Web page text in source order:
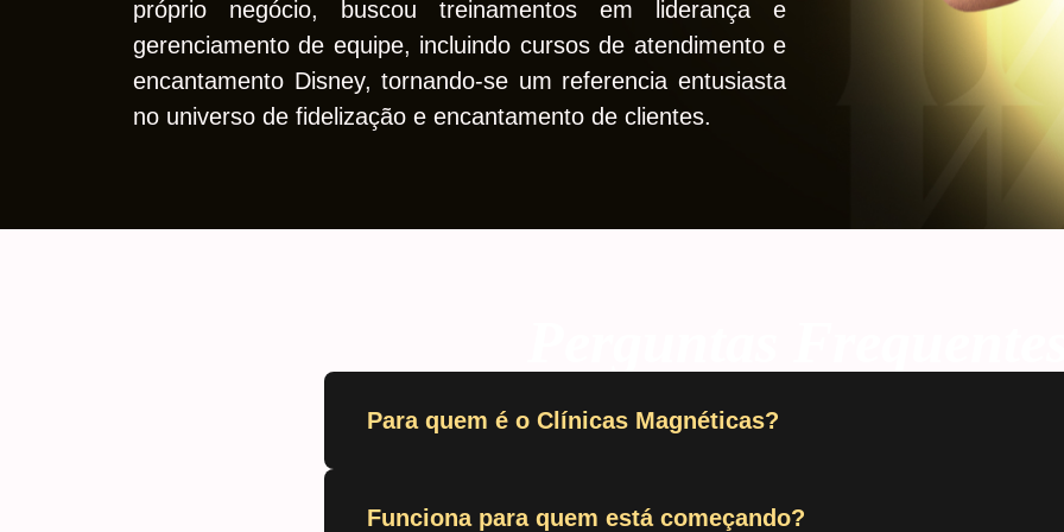
próprio negócio, buscou treinamentos em liderança e
gerenciamento de equipe, incluindo cursos de atendimento e
encantamento Disney, tornando-se um referencia entusiasta
no universo de fidelização e encantamento de clientes.
Para quem é o Clínicas Magnéticas?
Funciona para quem está começando?